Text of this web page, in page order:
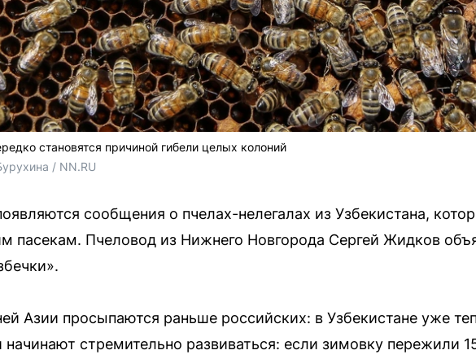
становятся причиной гибели целых колоний
/ NN.RU
сообщения о пчелах-нелегалах из Узбекистана,
пасекам. Пчеловод из Нижнего Новгорода Сергей Жидков
Азии просыпаются раньше российских: в Узбекистане уже
стремительно развиваться: если зимовку пережили